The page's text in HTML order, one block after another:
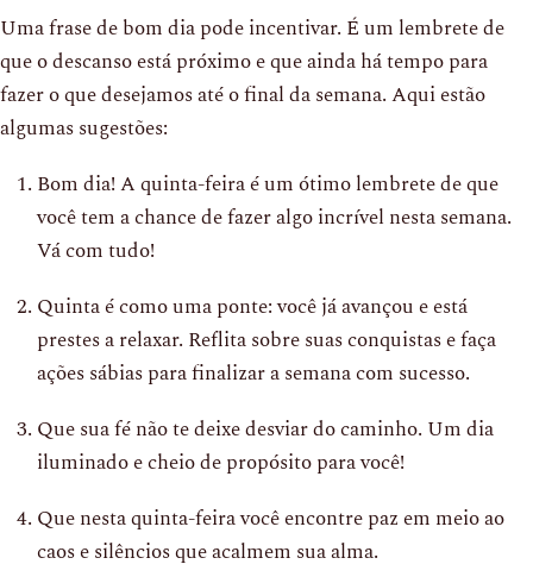
Uma frase de bom dia pode incentivar. É um lembrete de
que o descanso está próximo e que ainda há tempo para
fazer o que desejamos até o final da semana. Aqui estão
algumas sugestões:
Bom dia! A quinta-feira é um ótimo lembrete de que
você tem a chance de fazer algo incrível nesta semana.
Vá com tudo!
Quinta é como uma ponte: você já avançou e está
prestes a relaxar. Reflita sobre suas conquistas e faça
ações sábias para finalizar a semana com sucesso.
Que sua fé não te deixe desviar do caminho. Um dia
iluminado e cheio de propósito para você!
Que nesta quinta-feira você encontre paz em meio ao
caos e silêncios que acalmem sua alma.